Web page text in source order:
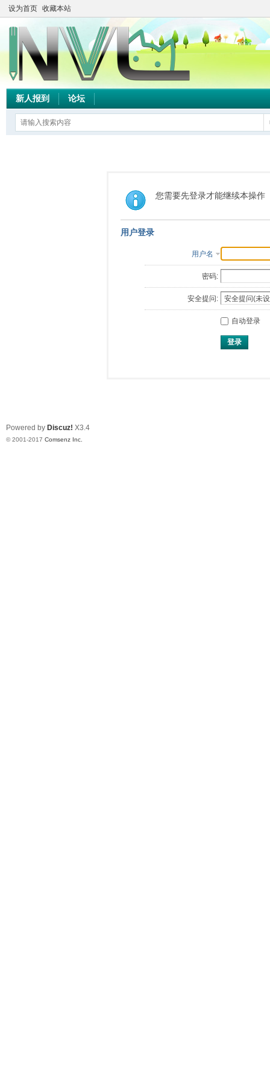
设为首页 收藏本站
新人报到 论坛
您需要先登录才能继续本操作
用户登录
用户名
密码:
安全提问:
自动登录
登录
Powered by Discuz! X3.4
© 2001-2017 Comsenz Inc.